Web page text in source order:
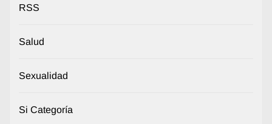
RSS
Salud
Sexualidad
Si Categoría